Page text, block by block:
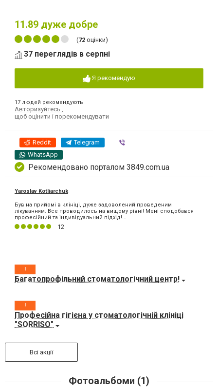
11.89 дуже добре
(72 оцінки)
37 переглядів в серпні
Я рекомендую
17 людей рекомендують
Авторизуйтесь ,
щоб оцінити і порекомендувати
Reddit Telegram
WhatsApp
Рекомендовано порталом 3849.com.ua
Yaroslav Kotliarchuk
Був на прийомі в клініці, дуже задоволений проведеним
лікуванням. Все проводилось на вищому рівні! Мені сподобався
професійний та індивідуальний підхід!...
12
!
Багатопрофільний стоматологічний центр!
!
Професійна гігієна у стоматологічній клініці
"SORRISO"
Всі акції
Фотоальбоми (1)